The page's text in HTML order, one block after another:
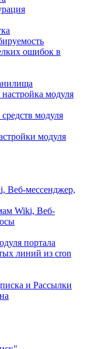
ошибок в
модуля
модуля
модуля
Веб-мессенджер,
Wiki, Веб-
портала
линий из cron
и Рассылки